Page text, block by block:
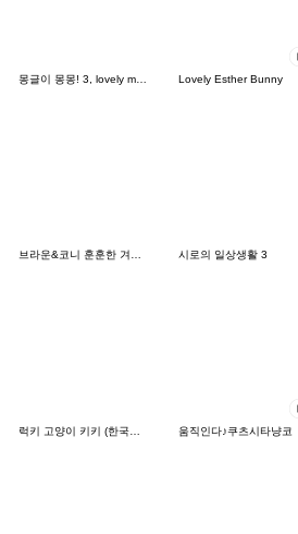
Lovely Esther Bunny
브라운&코니 훈훈한 겨울 데이트 시로의 일상생활 3
움직인다♪쿠츠시타냥코